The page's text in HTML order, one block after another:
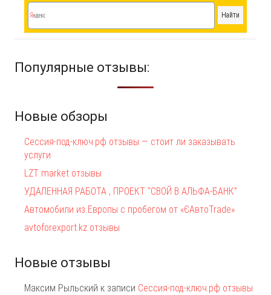
Популярные отзывы:
Новые обзоры
Сессия-под-ключ.рф отзывы — стоит ли заказывать
услуги
LZT market отзывы
УДАЛЕННАЯ РАБОТА , ПРОЕКТ “СВОЙ В АЛЬФА-БАНК”
Автомобили из Европы с пробегом от «ЄАвтоTrаde»
avtoforexport.kz отзывы
Новые отзывы
Максим Рыльский к записи Сессия-под-ключ.рф отзывы